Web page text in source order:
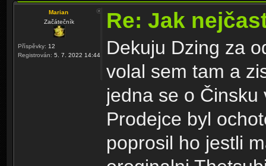
Marian
Začátečník
Příspěvky: 12
Registrován: 5. 7. 2022 14:44
Re: Jak
Dekuju Dzing za
volal sem tam a
jedna se o
Prodejce byl
poprosil ho jestli